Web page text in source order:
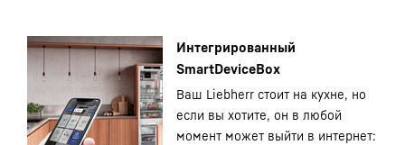
Интегрированный
SmartDeviceBox
Ваш Liebherr стоит на кухне, но
если вы хотите, он в любой
момент может выйти в интернет: